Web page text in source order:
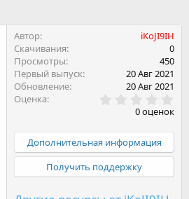
Автор
iKoJI9IH
Скачивания
0
Просмотры
450
Первый выпуск
20 Авг 2021
Обновление
20 Авг 2021
Оценка
.
0
0
в
ё
з
0 оценок
Дополнительная информация
Получить поддержку